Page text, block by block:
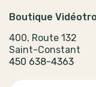
Boutique
400, Route 132
Saint-Constant
450 638-4363